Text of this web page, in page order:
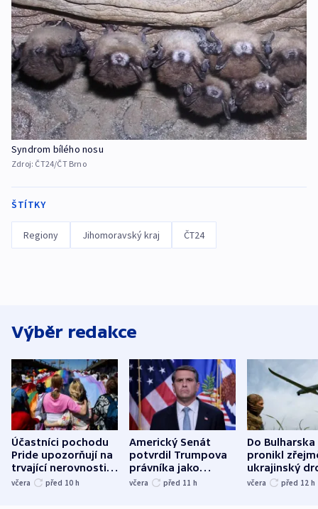
Syndrom bílého nosu
Zdroj: ČT24/ČT Brno
ŠTÍTKY
Regiony Jihomoravský kraj ČT24
Výběr redakce
Účastníci pochodu
Pride upozorňují na
trvající nerovnosti i
společenskou
včera před 10 h
Americký Senát
potvrdil Trumpova
právníka jako
ministra
včera před 11 h
Do Bulharska
pronikl
ukrajinský
explodoval
včera před 12 h